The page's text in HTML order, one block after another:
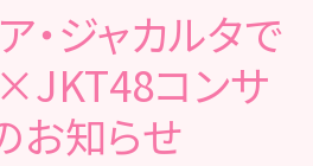
・ジャカルタで
コンサ
お知らせ